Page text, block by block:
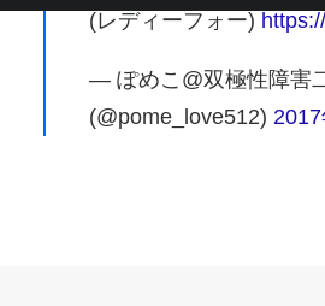
(レディーフォー)
— ぽめこ@双極性障害
(@pome_love512)